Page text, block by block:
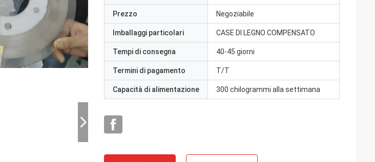
Prezzo Negoziabile
Imballaggi particolari CASE DI LEGNO COMPENSATO
Tempi di consegna 40-45 giorni
Termini di pagamento T/T
Capacità di alimentazione 300 chilogrammi alla settimana